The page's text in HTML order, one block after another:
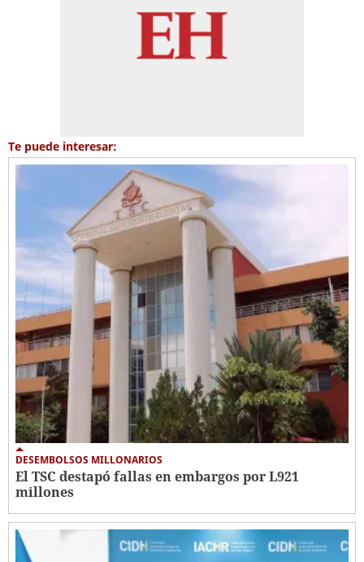
Te puede interesar:
DESEMBOLSOS MILLONARIOS
El TSC destapó fallas en embargos por L921
millones